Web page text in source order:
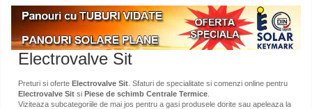
Electrovalve Sit
Preturi si oferte Electrovalve Sit . Sfaturi de specialitate si comenzi online pentru
Electrovalve Sit si Piese de schimb Centrale Termice
Viziteaza subcategoriile de mai jos pentru a gasi produsele dorite sau apeleaza la